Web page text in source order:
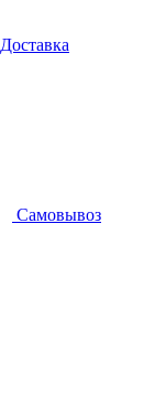
Доставка
Самовывоз